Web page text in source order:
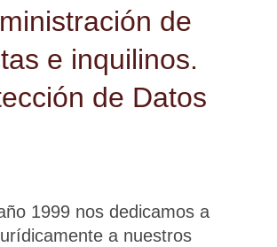
de
e inquilinos.
de Datos
1999 nos dedicamos a
a nuestros